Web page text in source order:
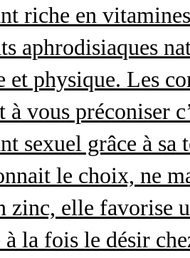
riche en
aphrodisiaques
et physique. Les
à vous préconiser
sexuel grâce à sa
le choix, ne
zinc, elle favorise
la fois le désir